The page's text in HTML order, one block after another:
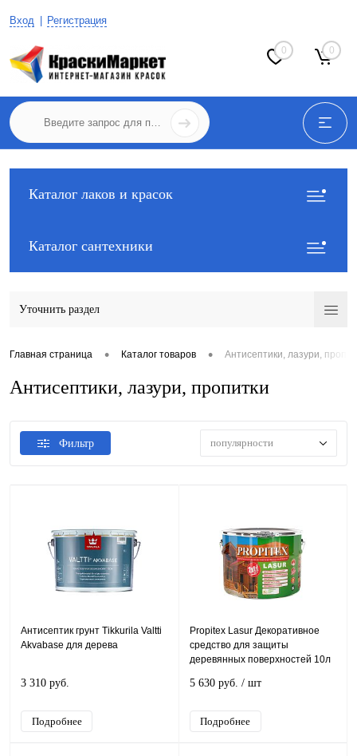
Вход Регистрация
0 0
Каталог лаков и красок
Каталог сантехники
Уточнить раздел
Главная страница • Каталог товаров • Антисептики, лазури,
Антисептики, лазури, пропитки
Фильтр популярности
Антисептик грунт Tikkurila Valtti
Akvabase для дерева
3 310 руб.
Подробнее
Propitex Lasur Декоративное
средство для защиты
деревянных поверхностей 10л
5 630 руб. / шт
Подробнее